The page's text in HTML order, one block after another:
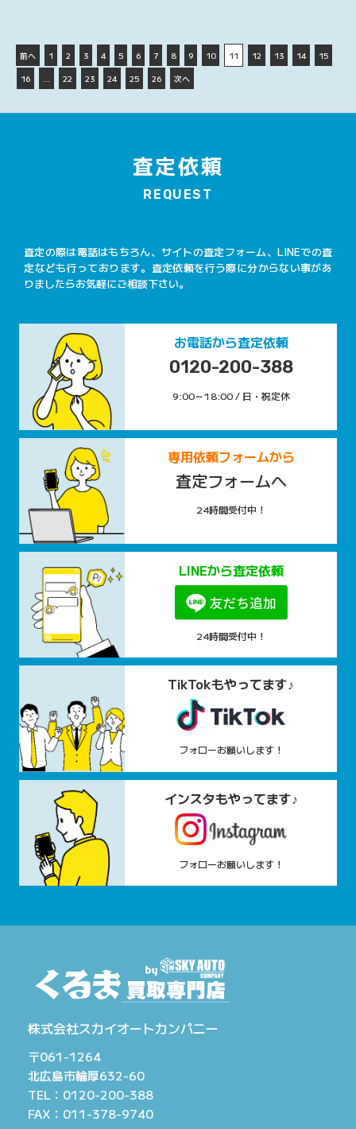
前へ 1 2 3 4 5 6 7 8 9 10 11 12 13 14
15
16
… 22 23 24 25 26 次へ
査定依頼
REQUEST
査定の際は電話はもちろん、サイトの査定フォーム、LINEでの査
定なども行っております。査定依頼を行う際に分からない事があ
りましたらお気軽にご相談下さい。
お電話から査定依頼
0120-200-388
9:00～18:00 / 日・祝定休
専用依頼フォームから
査定フォームへ
24時間受付中！
LINEから査定依頼
24時間受付中！
TikTokもやってます♪
フォローお願いします！
インスタもやってます♪
フォローお願いします！
株式会社スカイオートカンパニー
〒061-1264
北広島市輪厚632-60
TEL：0120-200-388
FAX：011-378-9740